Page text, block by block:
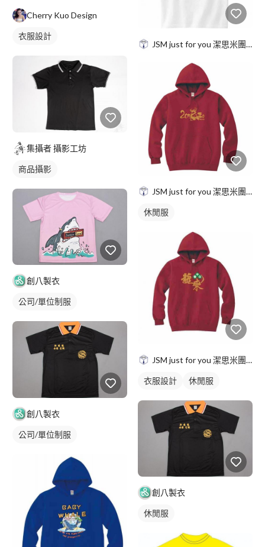
Cherry Kuo Design
衣服設計
集攝者 攝影工坊
商品攝影
創八製衣
公司/單位制服
創八製衣
公司/單位制服
JSM just for you 潔思米團服
JSM just for you 潔思米團服
休閒服
JSM just for you 潔思米團服
衣服設計 休閒服
創八製衣
休閒服